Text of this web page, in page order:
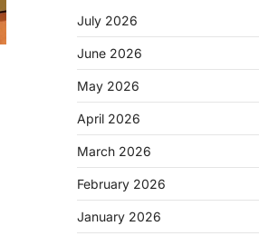
July 2026
June 2026
May 2026
April 2026
March 2026
February 2026
January 2026